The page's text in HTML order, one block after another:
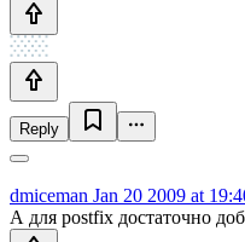
Reply
dmiceman Jan 20 2009 at
А для postfix достаточно